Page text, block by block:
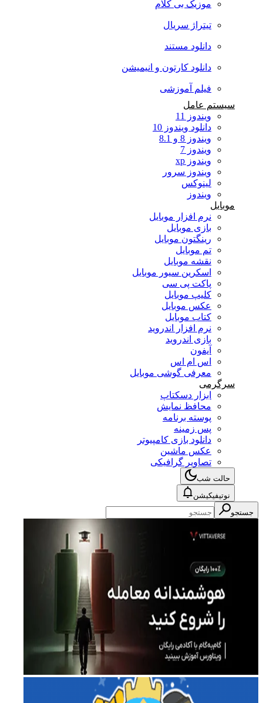
موزیک بی کلام
تیتراژ سریال
دانلود مستند
دانلود کارتون و انیمیشن
فیلم آموزشی
سیستم عامل
ویندوز 11
دانلود ویندوز 10
ویندوز 8 و 8.1
ویندوز 7
ویندوز xp
ویندوز سرور
لینوکس
ویندوز
موبایل
نرم افزار موبایل
بازی موبایل
رینگتون موبایل
تم موبایل
نقشه موبایل
اسکرین سیور موبایل
پاکت پی سی
کلیپ موبایل
عکس موبایل
کتاب موبایل
نرم افزار اندروید
بازی اندروید
آیفون
اس ام اس
معرفی گوشی موبایل
سرگرمی
ابزار دسکتاپ
محافظ نمایش
پوسته برنامه
پس زمینه
دانلود بازی کامپیوتر
عکس ماشین
تصاویر گرافیکی
حالت شب
نوتیفیکیشن
جستجو